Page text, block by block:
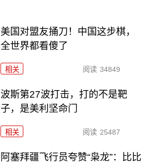
美国对盟友捅刀！中国这步棋，
全世界都看傻了
相关 阅读 34849
波斯第27波打击，打的不是靶
子，是美利坚命门
相关 阅读 25487
阿塞拜疆飞行员夸赞“枭龙”：比比